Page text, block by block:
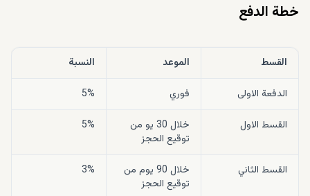
خطة الدفع
القسط الموعد النسبة
الدفعة الاولى فوري 5%
القسط الاول
خلال 30 يو من
توقيع الحجز
5%
القسط الثاني
خلال 90 يوم من
توقيع الحجز
3%